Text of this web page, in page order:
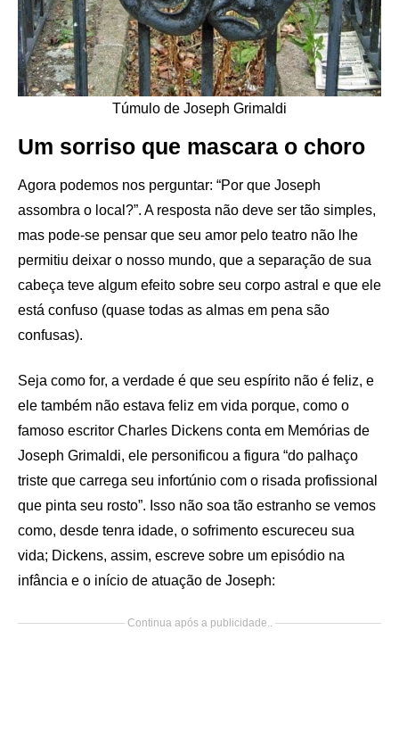
Túmulo de Joseph Grimaldi
Um sorriso que mascara o choro
Agora podemos nos perguntar: “Por que Joseph
assombra o local?”. A resposta não deve ser tão simples,
mas pode-se pensar que seu amor pelo teatro não lhe
permitiu deixar o nosso mundo, que a separação de sua
cabeça teve algum efeito sobre seu corpo astral e que ele
está confuso (quase todas as almas em pena são
confusas).
Seja como for, a verdade é que seu espírito não é feliz, e
ele também não estava feliz em vida porque, como o
famoso escritor Charles Dickens conta em Memórias de
Joseph Grimaldi, ele personificou a figura “do palhaço
triste que carrega seu infortúnio com o risada profissional
que pinta seu rosto”. Isso não soa tão estranho se vemos
como, desde tenra idade, o sofrimento escureceu sua
vida; Dickens, assim, escreve sobre um episódio na
infância e o início de atuação de Joseph:
Continua após a publicidade..